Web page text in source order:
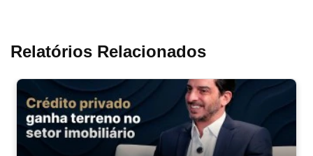
Relatórios Relacionados